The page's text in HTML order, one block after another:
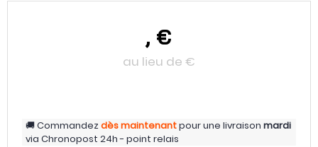
, €
au lieu de €
Commandezdès maintenantpour une livraison mardi
via Chronopost 24h - point relais